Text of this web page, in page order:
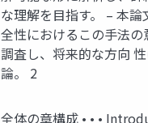
な理解を目指す。 – 本論
全性におけるこの手法の
調査し、将来的な方向
論。 2
全体の章構成 • • •